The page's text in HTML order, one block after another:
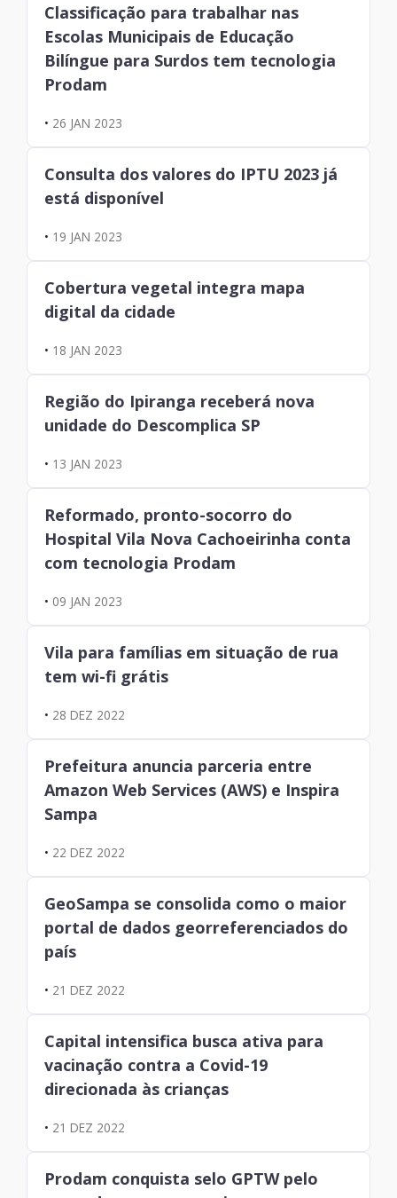
Classificação para trabalhar nas
Escolas Municipais de Educação
Bilíngue para Surdos tem tecnologia
Prodam
• 26 JAN 2023
Consulta dos valores do IPTU 2023 já
está disponível
• 19 JAN 2023
Cobertura vegetal integra mapa
digital da cidade
• 18 JAN 2023
Região do Ipiranga receberá nova
unidade do Descomplica SP
• 13 JAN 2023
Reformado, pronto-socorro do
Hospital Vila Nova Cachoeirinha conta
com tecnologia Prodam
• 09 JAN 2023
Vila para famílias em situação de rua
tem wi-fi grátis
• 28 DEZ 2022
Prefeitura anuncia parceria entre
Amazon Web Services (AWS) e Inspira
Sampa
• 22 DEZ 2022
GeoSampa se consolida como o maior
portal de dados georreferenciados do
país
• 21 DEZ 2022
Capital intensifica busca ativa para
vacinação contra a Covid-19
direcionada às crianças
• 21 DEZ 2022
Prodam conquista selo GPTW pelo